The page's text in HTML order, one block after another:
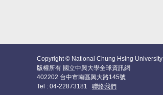
Copyright © National Chung Hsing University
版權所有 國立中興大學全球資訊網
402202 台中市南區興大路145號
Tel : 04-22873181 聯絡我們